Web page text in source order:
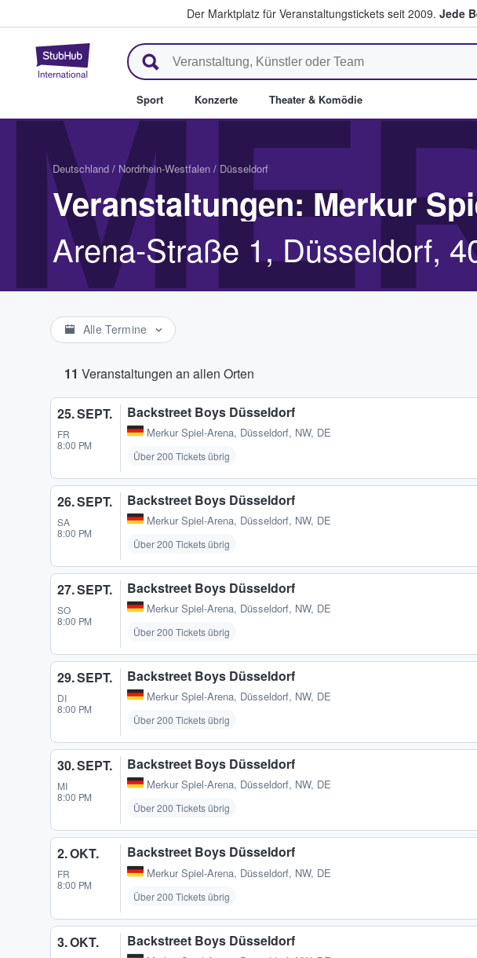
Der Marktplatz für Veranstaltungstickets seit 2009. Jede
StubHub - Wo Fans Tickets kaufen & verkaufen
Sport Konzerte Theater & Komödie
Deutschland / Nordrhein-Westfalen / Düsseldorf
Veranstaltungen: Merkur
Arena-Straße 1, Düsseldorf,
Alle Termine
11 Veranstaltungen an allen Orten
25. SEPT.
FR
8:00 PM
Backstreet Boys Düsseldorf
Merkur Spiel-Arena, Düsseldorf, NW, DE
Über 200 Tickets übrig
26. SEPT.
SA
8:00 PM
Backstreet Boys Düsseldorf
Merkur Spiel-Arena, Düsseldorf, NW, DE
Über 200 Tickets übrig
27. SEPT.
SO
8:00 PM
Backstreet Boys Düsseldorf
Merkur Spiel-Arena, Düsseldorf, NW, DE
Über 200 Tickets übrig
29. SEPT.
DI
8:00 PM
Backstreet Boys Düsseldorf
Merkur Spiel-Arena, Düsseldorf, NW, DE
Über 200 Tickets übrig
30. SEPT.
MI
8:00 PM
Backstreet Boys Düsseldorf
Merkur Spiel-Arena, Düsseldorf, NW, DE
Über 200 Tickets übrig
2. OKT.
FR
8:00 PM
Backstreet Boys Düsseldorf
Merkur Spiel-Arena, Düsseldorf, NW, DE
Über 200 Tickets übrig
3. OKT. Backstreet Boys Düsseldorf